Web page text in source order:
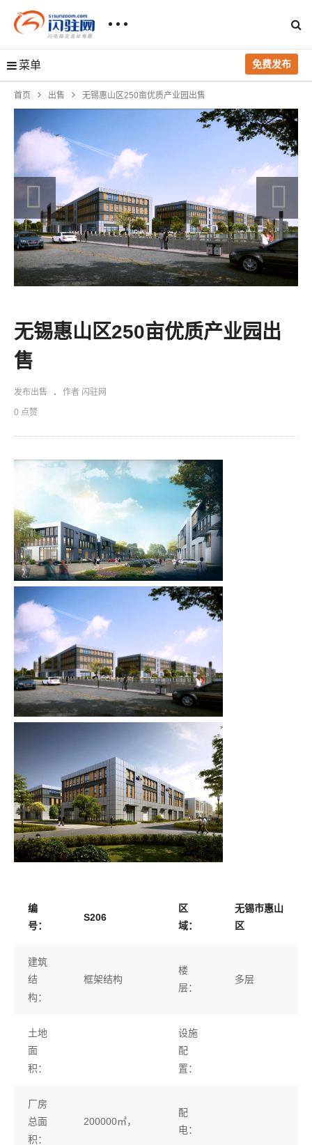
菜单 免费发布
首页 出售 无锡惠山区250亩优质产业园出售
无锡惠山区250亩优质产业园出
售
发布出售 作者 闪驻网
0 点赞
编
号：
S206
区
域：
无锡市惠山
区
建筑
结
构：
框架结构
楼
层：
多层
土地
面
积：
设施
配
置：
厂房
总面
积：
200000㎡，
配
电：